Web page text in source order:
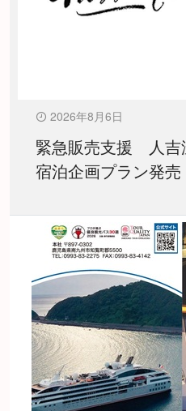
2026年8月6日
緊急販売支援 人
宿泊企画プラン発売